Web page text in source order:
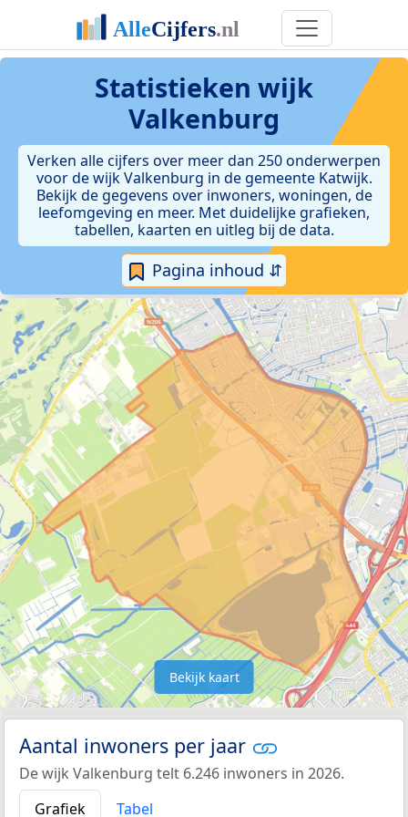
Statistieken wijk
Valkenburg
Verken alle cijfers over meer dan 250 onderwerpen
voor de wijk Valkenburg in de gemeente Katwijk.
Bekijk de gegevens over inwoners, woningen, de
leefomgeving en meer. Met duidelijke grafieken,
tabellen, kaarten en uitleg bij de data.
Pagina inhoud ⇵
Bekijk kaart
Aantal inwoners per jaar
De wijk Valkenburg telt 6.246 inwoners in 2026.
Grafiek
Tabel